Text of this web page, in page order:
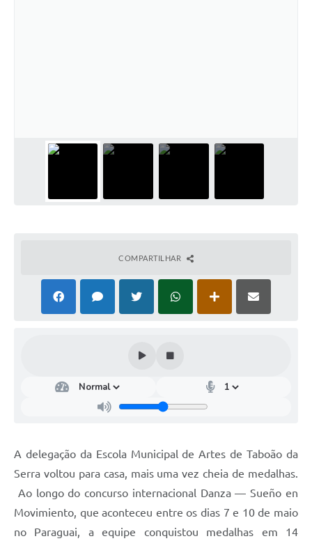
COMPARTILHAR
A delegação da Escola Municipal de Artes de Taboão da
Serra voltou para casa, mais uma vez cheia de medalhas.
Ao longo do concurso internacional Danza — Sueño en
Movimiento, que aconteceu entre os dias 7 e 10 de maio
no Paraguai, a equipe conquistou medalhas em 14